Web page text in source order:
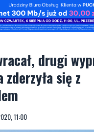
drugi
11:00